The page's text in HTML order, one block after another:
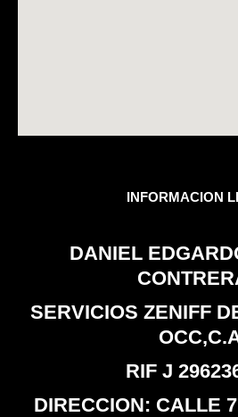
INFORMACION
DANIEL
SERVICIOS ZENIFF
RIF J
DIRECCION: CALLE